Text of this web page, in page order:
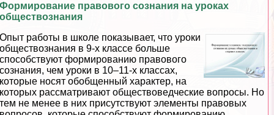
Формирование правового сознания на уроках
обществознания
Опыт работы в школе показывает, что уроки
обществознания в 9-х классе больше
способствуют формированию правового
сознания, чем уроки в 10–11-х классах,
которые носят обобщенный хаpaктер, на
которых рассматривают обществоведческие вопросы. Но
тем не менее в них присутствуют элементы правовых